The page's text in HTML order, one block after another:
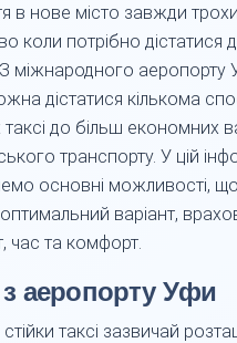
в нове місто завжди
коли потрібно дістатися
міжнародного аеропорту
дістатися кількома
таксі до більш економних
транспорту. У цій
основні можливості,
варіант,
час та комфорт.
з аеропорту Уфи
стійки таксі зазвичай